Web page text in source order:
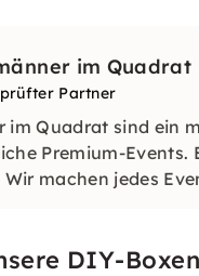
im Quadrat
Partner
im Quadrat sind ein
Premium-
Wir machen jedes
DIY-Boxen